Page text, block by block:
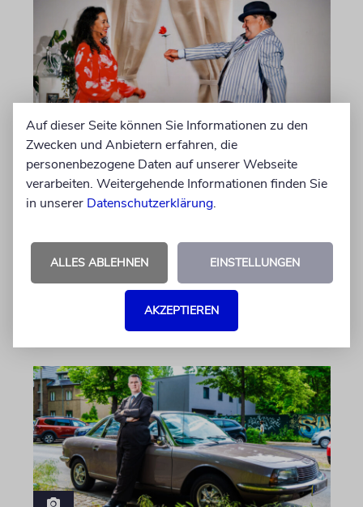
MÜNCHEN
Klassiker des Humors
Im früheren Gemeindehaus in der
Reichenbachstraße sorgte ein Abend mit
Auf dieser Seite können Sie Informationen zu den
Zwecken und Anbietern erfahren, die
personenbezogene Daten auf unserer Webseite
verarbeiten. Weitergehende Informationen finden Sie
in unserer Datenschutzerklärung.
ALLES ABLEHNEN EINSTELLUNGEN
AKZEPTIEREN